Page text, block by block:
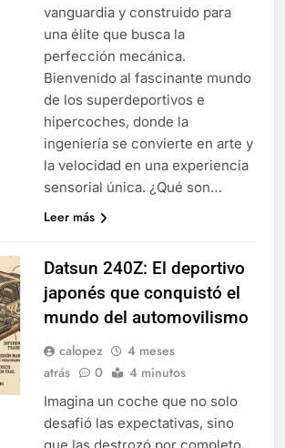
vanguardia y construido para
una élite que busca la
perfección mecánica.
Bienvenido al fascinante mundo
de los superdeportivos e
hipercoches, donde la
ingeniería se convierte en arte y
la velocidad en una experiencia
sensorial única. ¿Qué son…
Leer más
Datsun 240Z: El deportivo
japonés que conquistó el
mundo del automovilismo
calopez
4 meses
atrás
0 4 minutos
Imagina un coche que no solo
desafió las expectativas, sino